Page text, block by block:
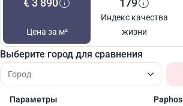
€ 3 890
Цена за м²
179
Индекс качества
жизни
Выберите город для сравнения
Параметры Paphos